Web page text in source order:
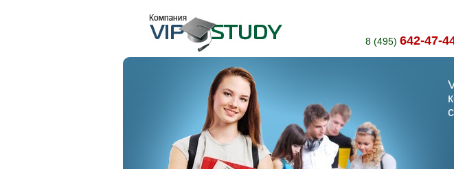
8 (495) 642-47-